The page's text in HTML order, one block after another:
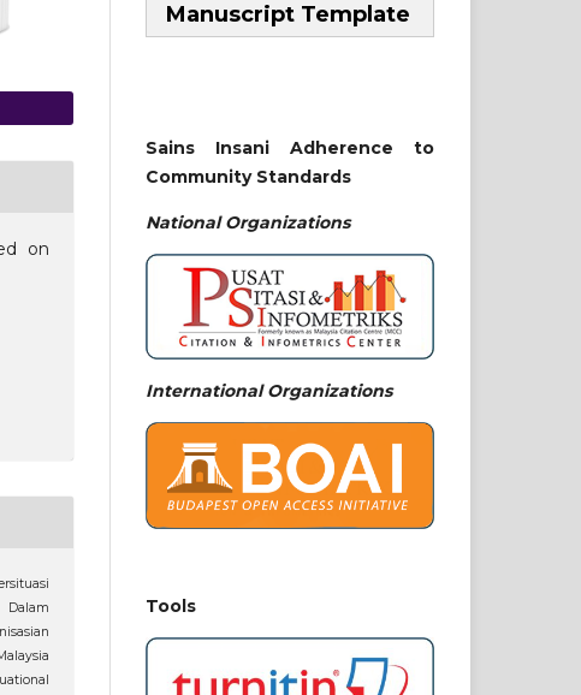
on
Manuscript Template
Sains Insani Adherence to
Community Standards
National Organizations
International Organizations
Tools